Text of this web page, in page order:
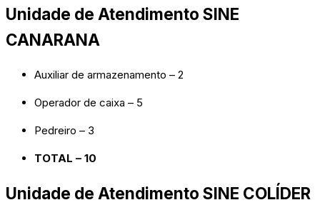
Unidade de Atendimento SINE
CANARANA
Auxiliar de armazenamento – 2
Operador de caixa – 5
Pedreiro – 3
TOTAL – 10
Unidade de Atendimento SINE COLÍDER